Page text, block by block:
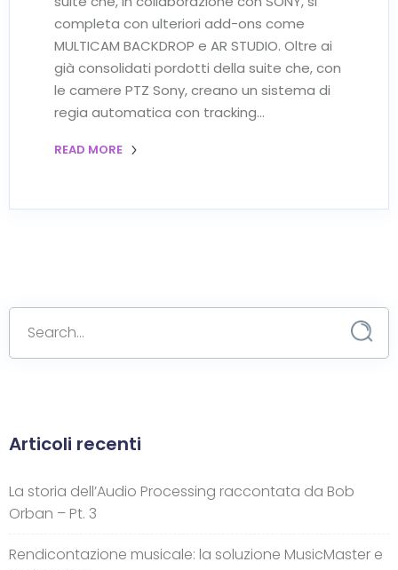
completa con ulteriori add-ons come
MULTICAM BACKDROP e AR STUDIO. Oltre ai
già consolidati pordotti della suite che, con
le camere PTZ Sony, creano un sistema di
regia automatica con tracking…
READ MORE
Articoli recenti
La storia dell’Audio Processing raccontata da Bob
Orban – Pt. 3
Rendicontazione musicale: la soluzione MusicMaster e